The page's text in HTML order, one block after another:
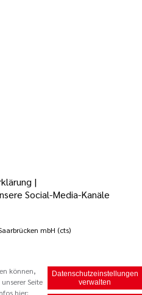
mbH (cts)
|
Social-Media-Kanäle
Datenschutzeinstellungen
verwalten
können,
Seite
hier: